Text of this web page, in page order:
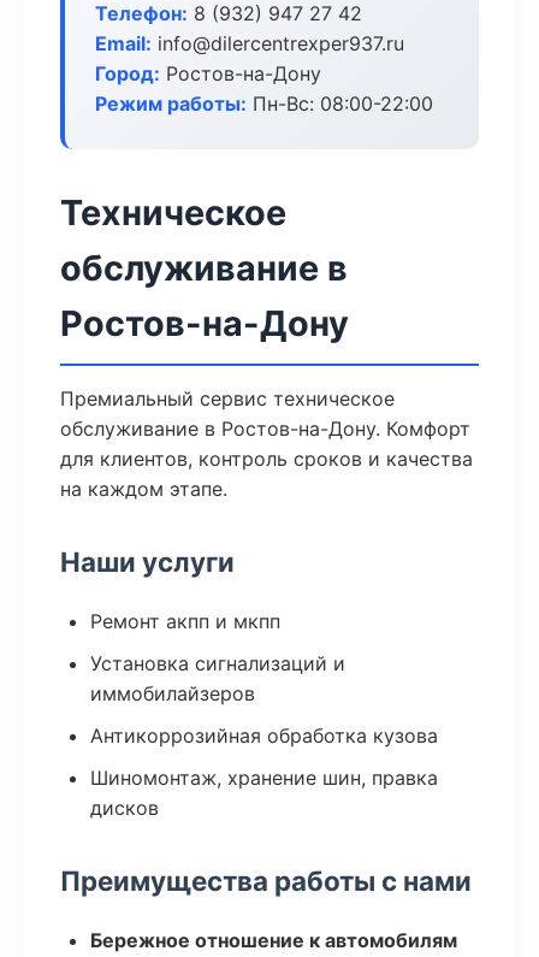
Телефон: 8 (932) 947 27 42
Email: info@dilercentrexper937.ru
Город: Ростов-на-Дону
Режим работы: Пн-Вс: 08:00-22:00
Техническое
обслуживание в
Ростов-на-Дону
Премиальный сервис техническое
обслуживание в Ростов-на-Дону. Комфорт
для клиентов, контроль сроков и качества
на каждом этапе.
Наши услуги
Ремонт акпп и мкпп
Установка сигнализаций и
иммобилайзеров
Антикоррозийная обработка кузова
Шиномонтаж, хранение шин, правка
дисков
Преимущества работы с нами
Бережное отношение к автомобилям